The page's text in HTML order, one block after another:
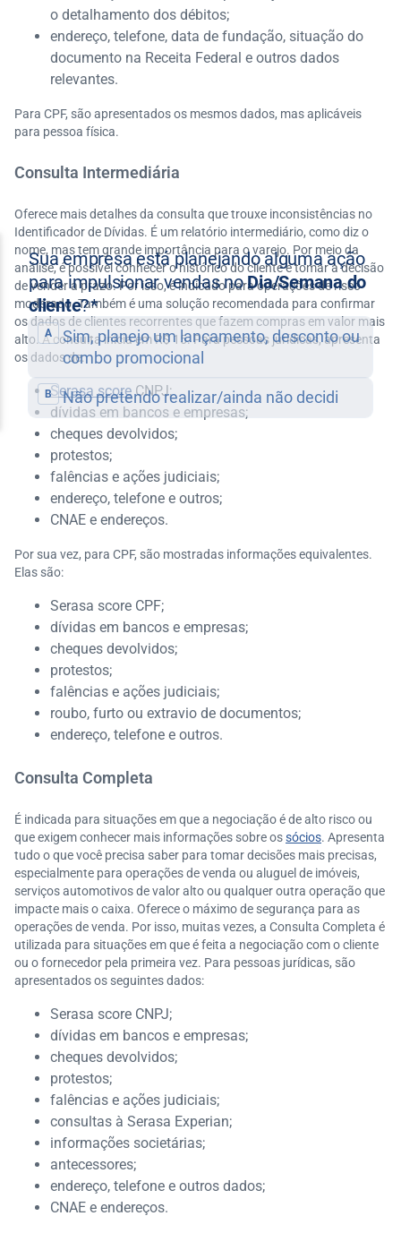
o detalhamento dos débitos;
endereço, telefone, data de fundação, situação do
documento na Receita Federal e outros dados
relevantes.
Para CPF, são apresentados os mesmos dados, mas aplicáveis
para pessoa física.
Consulta Intermediária
Oferece mais detalhes da consulta que trouxe inconsistências no
Identificador de Dívidas. É um relatório intermediário, como diz o
nome, mas tem grande importância para o varejo. Por meio da
análise, é possível conhecer o histórico do cliente e tomar a decisão
de vender a prazo. Por isso, é indicado para operações de risco
moderado. Também é uma solução recomendada para confirmar
os dados de clientes recorrentes que fazem compras em valor mais
alto. A consulta inicia em R$ 15. Para pessoas jurídicas, apresenta
os dados de:
Serasa scoreCNPJ;
dívidas em bancos e empresas;
cheques devolvidos;
protestos;
falências e ações judiciais;
endereço, telefone e outros;
CNAE e endereços.
Por sua vez, para CPF, são mostradas informações equivalentes.
Elas são:
Serasa score CPF;
dívidas em bancos e empresas;
cheques devolvidos;
protestos;
falências e ações judiciais;
roubo, furto ou extravio de documentos;
endereço, telefone e outros.
Consulta Completa
É indicada para situações em que a negociação é de alto risco ou
que exigem conhecer mais informações sobre ossócios. Apresenta
tudo o que você precisa saber para tomar decisões mais precisas,
especialmente para operações de venda ou aluguel de imóveis,
serviços automotivos de valor alto ou qualquer outra operação que
impacte mais o caixa. Oferece o máximo de segurança para as
operações de venda. Por isso, muitas vezes, a Consulta Completa é
utilizada para situações em que é feita a negociação com o cliente
ou o fornecedor pela primeira vez. Para pessoas jurídicas, são
apresentados os seguintes dados:
Serasa score CNPJ;
dívidas em bancos e empresas;
cheques devolvidos;
protestos;
falências e ações judiciais;
consultas à Serasa Experian;
informações societárias;
antecessores;
endereço, telefone e outros dados;
CNAE e endereços.